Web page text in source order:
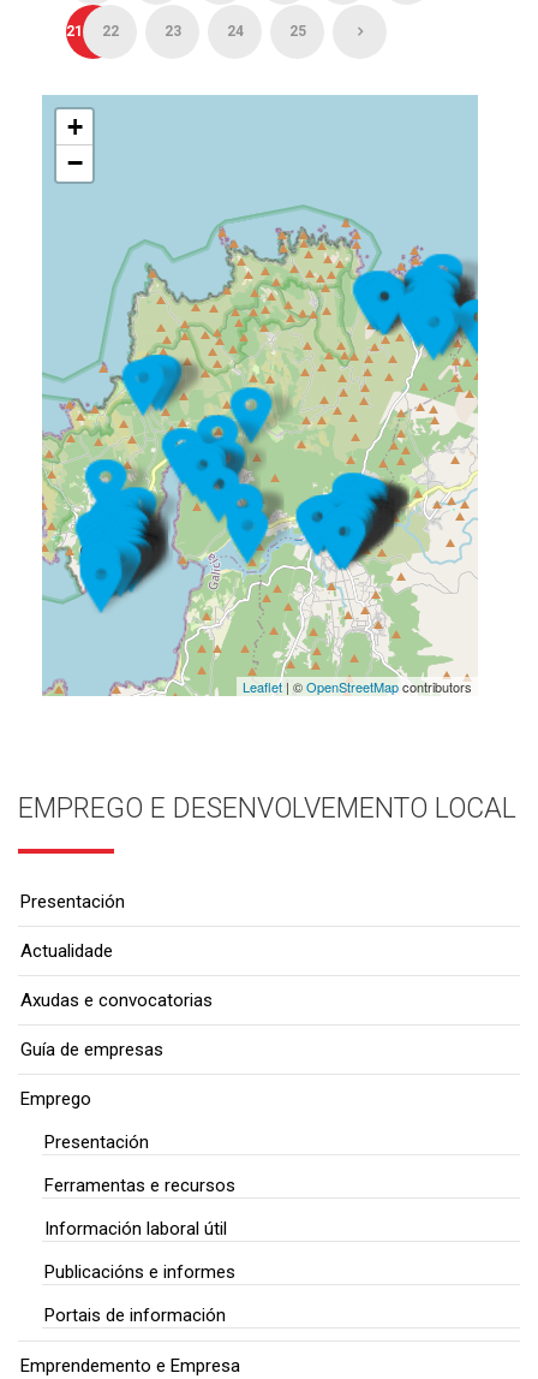
21 22 23 24 25
+
−
Leaflet| ©OpenStreetMapcontributors
EMPREGO E DESENVOLVEMENTO LOCAL
Presentación
Actualidade
Axudas e convocatorias
Guía de empresas
Emprego
Presentación
Ferramentas e recursos
Información laboral útil
Publicacións e informes
Portais de información
Emprendemento e Empresa